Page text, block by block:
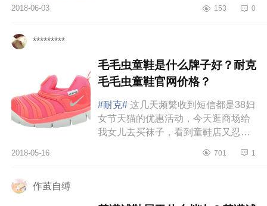
觉穿上一定好看，但当时还不好意...
2018-06-03 153 0
*********
毛毛虫童鞋是什么牌子好？耐克
毛毛虫童鞋官网价格？
#耐克# 这几天频繁收到短信都是38妇
女节天猫的优惠活动，今天逛商场给
我女儿去买袜子，看到童鞋店又忍不
也一样喜欢，耐克毛毛虫童鞋还...
2018-05-16 701 1
作茧自缚